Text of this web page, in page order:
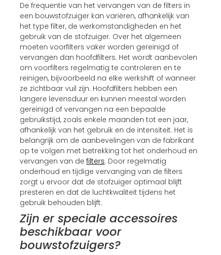
De frequentie van het vervangen van de filters in
een bouwstofzuiger kan variëren, afhankelijk van
het type filter, de werkomstandigheden en het
gebruik van de stofzuiger. Over het algemeen
moeten voorfilters vaker worden gereinigd of
vervangen dan hoofdfilters. Het wordt aanbevolen
om voorfilters regelmatig te controleren en te
reinigen, bijvoorbeeld na elke werkshift of wanneer
ze zichtbaar vuil zijn. Hoofdfilters hebben een
langere levensduur en kunnen meestal worden
gereinigd of vervangen na een bepaalde
gebruikstijd, zoals enkele maanden tot een jaar,
afhankelijk van het gebruik en de intensiteit. Het is
belangrijk om de aanbevelingen van de fabrikant
op te volgen met betrekking tot het onderhoud en
vervangen van de filters. Door regelmatig
onderhoud en tijdige vervanging van de filters
zorgt u ervoor dat de stofzuiger optimaal blijft
presteren en dat de luchtkwaliteit tijdens het
gebruik behouden blijft.
Zijn er speciale accessoires
beschikbaar voor
bouwstofzuigers?